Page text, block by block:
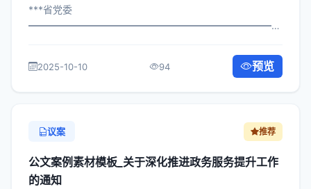
***省党委
直属机构： 为深入贯彻落实习近平总书记...
2025-10-10 94 预览
议案 推荐
公文案例素材模板_关于深化推进政务服务提升工作
的通知